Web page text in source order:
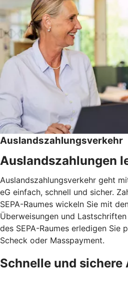
Auslandszahlungsverkehr
Auslandszahlungen
Auslandszahlungsverkehr geht
eG einfach, schnell und sicher.
SEPA-Raumes wickeln Sie mit
Überweisungen und
des SEPA-Raumes erledigen Sie
Scheck oder Masspayment.
Schnelle und